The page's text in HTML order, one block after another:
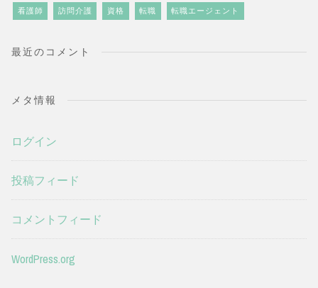
看護師 訪問介護 資格 転職 転職エージェント
最近のコメント
メタ情報
ログイン
投稿フィード
コメントフィード
WordPress.org